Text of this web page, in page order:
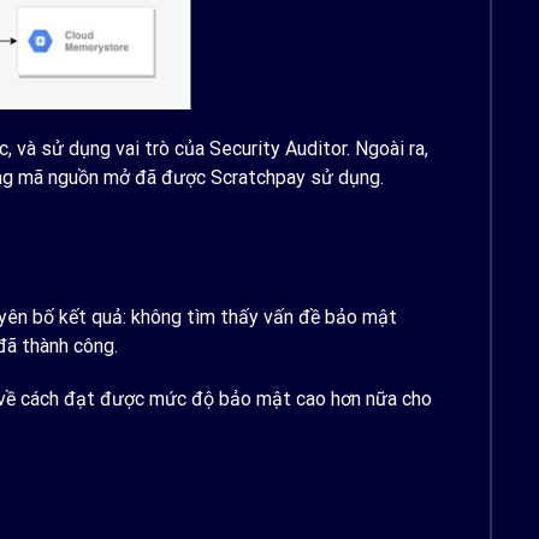
và sử dụng vai trò của Security Auditor. Ngoài ra,
mã nguồn mở đã được Scratchpay sử dụng.
bố kết quả: không tìm thấy vấn đề bảo mật
thành công.
cách đạt được mức độ bảo mật cao hơn nữa cho